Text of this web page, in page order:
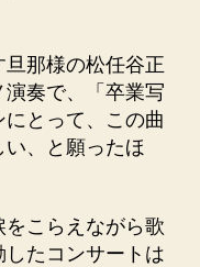
那様の松任谷正
奏で、「卒業写
とって、この曲
、と願ったほ
こらえながら歌
たコンサートは